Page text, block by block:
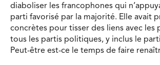
diaboliser les francophones qui
parti favorisé par la majorité. Elle avait
concrètes pour tisser des liens avec les
tous les partis politiques, y inclus le
Peut-être est-ce le temps de faire